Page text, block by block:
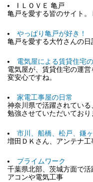
I ＬＯＶＥ 亀戸
亀戸を愛する皆のサイト。
やっぱり亀戸が好き！
亀戸を愛する大竹さんの日
電気屋による賃貸住宅
電気屋が、賃貸住宅の運
変安心ですね。
家電工事屋の日常
神奈川県で活躍されてい
勉強させていただいており
市川、船橋、松戸、鎌
増田ＤＫさん、アンテナ工
プライムワーク
千葉県北部、茨城方面で
アコンや電気工事